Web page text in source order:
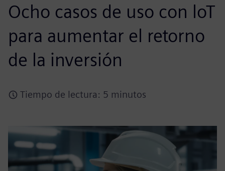
Ocho casos de uso con loT
para aumentar el retorno
de la inversión
Tiempo de lectura: 5 minutos